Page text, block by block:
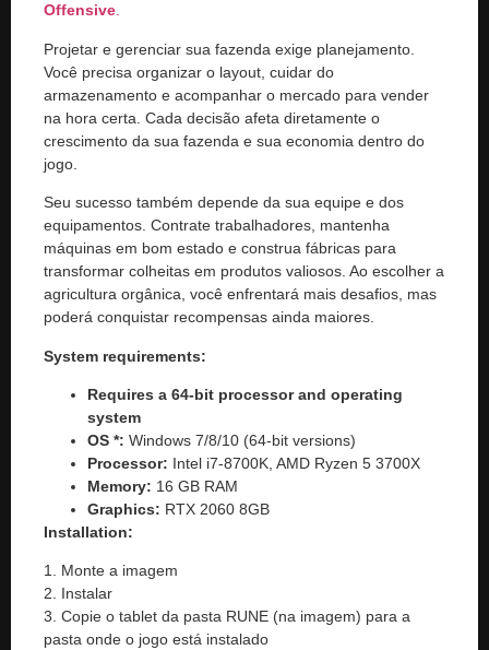
Offensive.
Projetar e gerenciar sua fazenda exige planejamento.
Você precisa organizar o layout, cuidar do
armazenamento e acompanhar o mercado para vender
na hora certa. Cada decisão afeta diretamente o
crescimento da sua fazenda e sua economia dentro do
jogo.
Seu sucesso também depende da sua equipe e dos
equipamentos. Contrate trabalhadores, mantenha
máquinas em bom estado e construa fábricas para
transformar colheitas em produtos valiosos. Ao escolher a
agricultura orgânica, você enfrentará mais desafios, mas
poderá conquistar recompensas ainda maiores.
System requirements:
Requires a 64-bit processor and operating
system
OS *: Windows 7/8/10 (64-bit versions)
Processor: Intel i7-8700K, AMD Ryzen 5 3700X
Memory: 16 GB RAM
Graphics: RTX 2060 8GB
Installation:
1. Monte a imagem
2. Instalar
3. Copie o tablet da pasta RUNE (na imagem) para a
pasta onde o jogo está instalado